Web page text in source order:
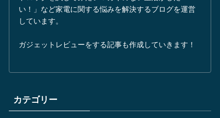
い！」など家電に関する悩みを解決するブログを運営
しています。
ガジェットレビューをする記事も作成していきます！
カテゴリー